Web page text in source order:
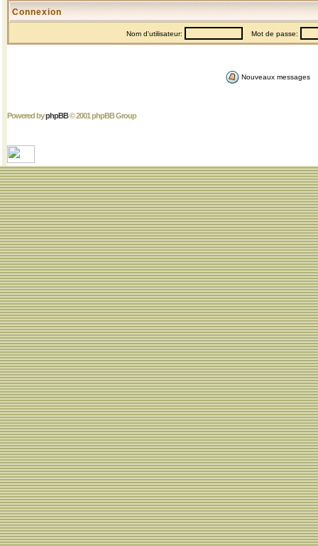
Connexion
Nom d'utilisateur: Mot de passe:
Nouveaux messages
Powered byphpBB© 2001 phpBB Group